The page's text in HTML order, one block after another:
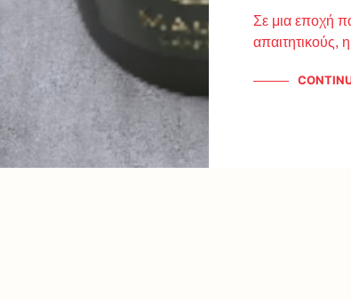
Σε μια εποχή
απαιτητικούς,